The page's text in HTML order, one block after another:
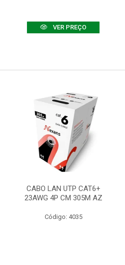
VER PREÇO
CABO LAN UTP CAT6+
23AWG 4P CM 305M AZ
Código: 4035